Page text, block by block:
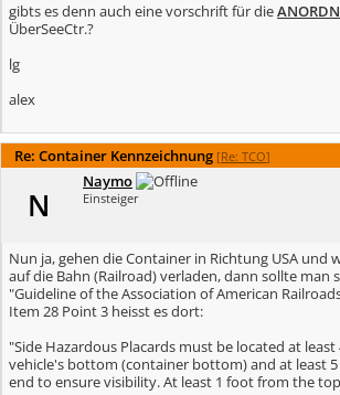
gibts es denn auch eine vorschrift für die
ÜberSeeCtr.?
lg
alex
Re: Container Kennzeichnung [Re: TCO]
N
Naymo
Einsteiger
Nun ja, gehen die Container in Richtung USA und
auf die Bahn (Railroad) verladen, dann sollte man
"Guideline of the Association of American
Item 28 Point 3 heisst es dort:
"Side Hazardous Placards must be located at
vehicle's bottom (container bottom) and at least
end to ensure visibility. At least 1 foot from the